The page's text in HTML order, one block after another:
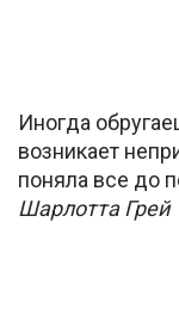
Иногда
возникает
поняла все до
Шарлотта Грей